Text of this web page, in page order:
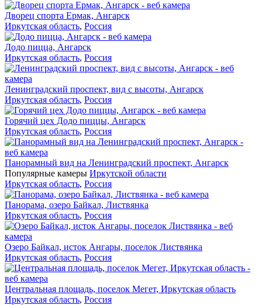
Дворец спорта Ермак, Ангарск
Иркутская область, Россия
Додо пицца, Ангарск
Иркутская область, Россия
Ленинградский проспект, вид с высоты, Ангарск
Иркутская область, Россия
Горячий цех Додо пиццы, Ангарск
Иркутская область, Россия
Панорамный вид на Ленинградский проспект, Ангарск
Популярные камеры Иркутской области
Иркутская область, Россия
Панорама, озеро Байкал, Листвянка
Иркутская область, Россия
Озеро Байкал, исток Ангары, поселок Листвянка
Иркутская область, Россия
Центральная площадь, поселок Мегет, Иркутская область
Иркутская область, Россия